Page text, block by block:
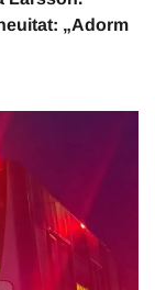
„Adorm